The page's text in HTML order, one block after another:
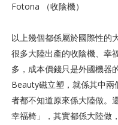
Fotona （收陰機）
以上幾個都係屬於國際性的
很多大陸出產的收陰機、幸
多，成本價錢只是外國機器
Beauty磁立塑，就係其中
者都不知道原來係大陸做。
幸福椅」，其實都係大陸做